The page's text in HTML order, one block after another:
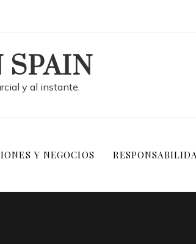
SPAIN
y al instante.
Y NEGOCIOS